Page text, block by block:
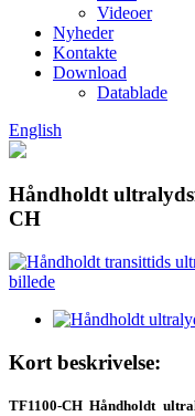
Videoer
Nyheder
Kontakte
Download
Datablade
English
Håndholdt
CH
Kort beskrivelse:
TF1100-CH Håndholdt